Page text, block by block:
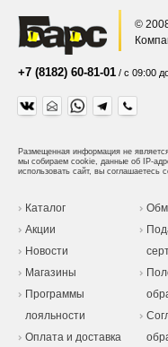
©
+7 (8182) 60-81-01 / с 09:00
Размещенная информация не
мы собираем cookie, данные об IP-
использовать сайт, вы соглашаетесь
Каталог
Акции
Новости
Магазины
Программы
лояльности
Оплата и доставка